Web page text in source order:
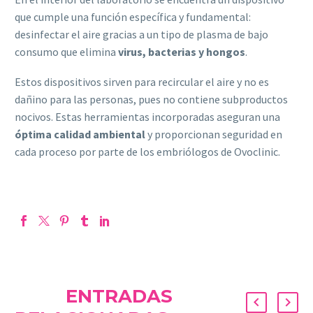
que cumple una función específica y fundamental:
desinfectar el aire gracias a un tipo de plasma de bajo
consumo que elimina virus, bacterias y hongos.
Estos dispositivos sirven para recircular el aire y no es
dañino para las personas, pues no contiene subproductos
nocivos. Estas herramientas incorporadas aseguran una
óptima calidad ambientaly proporcionan seguridad en
cada proceso por parte de los embriólogos de Ovoclinic.
ENTRADAS